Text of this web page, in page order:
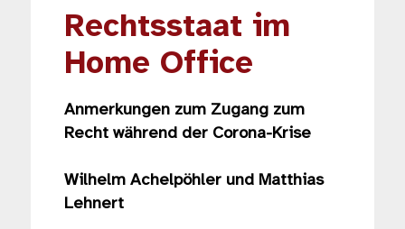
Rechtsstaat im
Home Office
Anmerkungen zum Zugang zum
Recht während der Corona-Krise
Wilhelm Achelpöhler und Matthias
Lehnert